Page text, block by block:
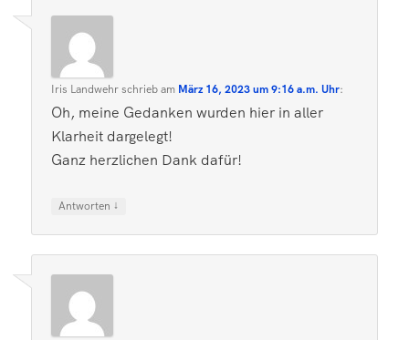
Iris Landwehrschriebam März 16, 2023 um 9:16 a.m. Uhr:
Oh, meine Gedanken wurden hier in aller
Klarheit dargelegt!
Ganz herzlichen Dank dafür!
Antworten ↓